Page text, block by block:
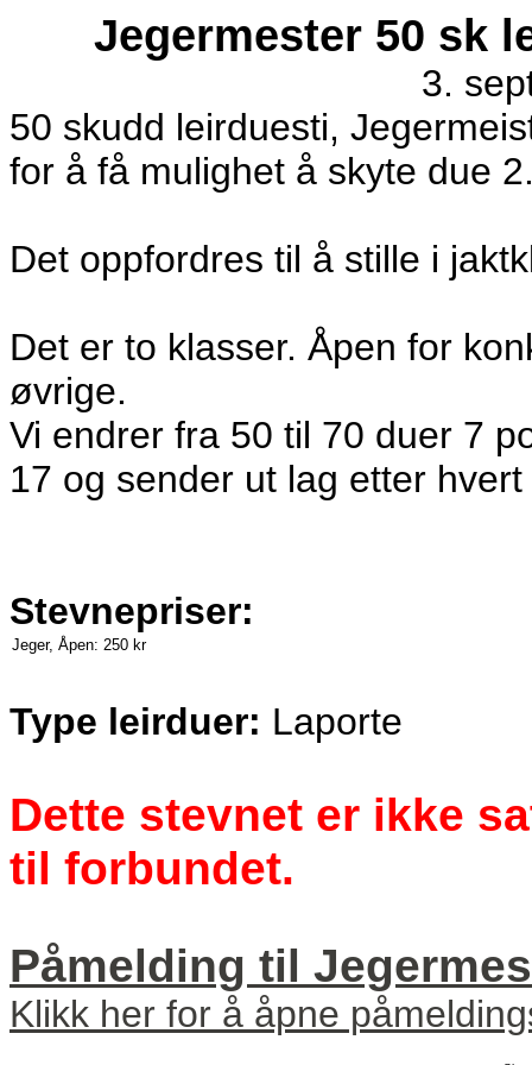
Jegermester 50 sk
3.
50 skudd leirduesti,
for å få mulighet å skyte due
Det oppfordres til å stille i
Det er to klasser. Åpen for
øvrige.
Vi endrer fra 50 til 70 duer 7
17 og sender ut lag etter
Stevnepriser:
Jeger, Åpen: 250 kr
Type leirduer: Laporte
Dette stevnet er ikke
til forbundet.
Påmelding til
Klikk her for å åpne